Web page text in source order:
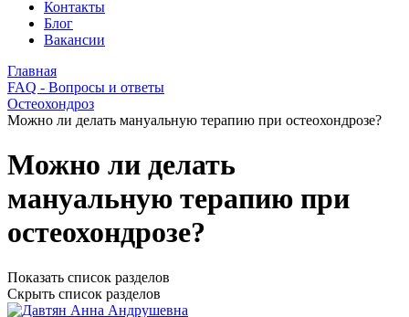
Контакты
Блог
Вакансии
Главная
FAQ - Вопросы и ответы
Остеохондроз
Можно ли делать мануальную терапию при остеохондрозе?
Можно ли делать
мануальную терапию при
остеохондрозе?
Показать список разделов
Скрыть список разделов